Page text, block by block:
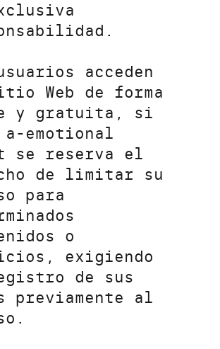
acceden
Web de forma
y gratuita, si
emotional
se reserva el
de limitar su
para
o
exigiendo
de sus
previamente al